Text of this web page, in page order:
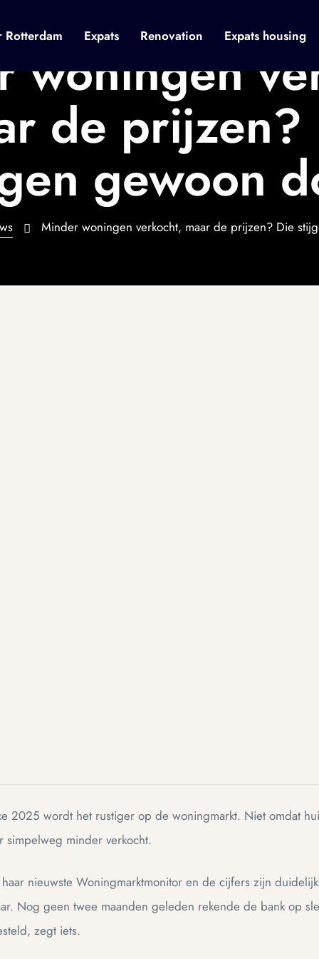
Rotterdam Expats Renovation Expats housing
woningen
de prijzen?
gewoon
Minder woningen verkocht, maar de prijzen? Die
2025 wordt het rustiger op de woningmarkt. Niet omdat
minder verkocht.
nieuwste Woningmarktmonitor en de cijfers zijn
Nog geen twee maanden geleden rekende de bank op
zegt iets.